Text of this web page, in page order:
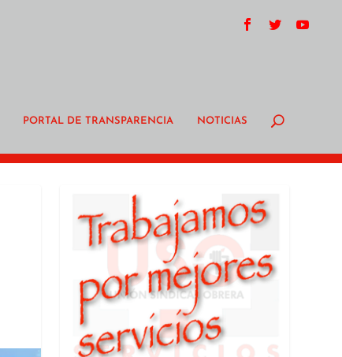
PORTAL DE TRANSPARENCIA NOTICIAS